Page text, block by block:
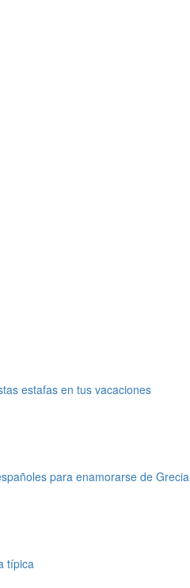
estafas en tus vacaciones
para enamorarse de Grecia
típica